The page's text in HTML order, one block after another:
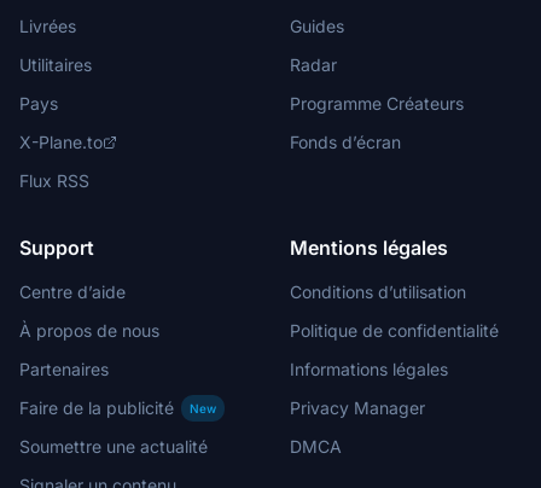
Livrées
Utilitaires
Pays
X-Plane.to
Flux RSS
Guides
Radar
Programme Créateurs
Fonds d’écran
Support
Centre d’aide
À propos de nous
Partenaires
Faire de la publicité
New
Soumettre une actualité
Mentions légales
Conditions d’utilisation
Politique de confidentialité
Informations légales
Privacy Manager
DMCA